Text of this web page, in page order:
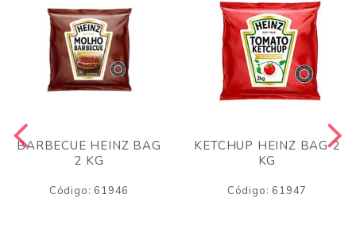
BARBECUE HEINZ BAG
2 KG
Código: 61946
KETCHUP HEINZ BAG 2
KG
Código: 61947